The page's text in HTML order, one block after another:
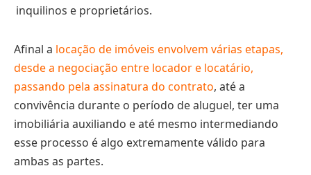
inquilinos e proprietários.
Afinal a locação de imóveis envolvem várias etapas,
desde a negociação entre locador e locatário,
passando pela assinatura do contrato, até a
convivência durante o período de aluguel, ter uma
imobiliária auxiliando e até mesmo intermediando
esse processo é algo extremamente válido para
ambas as partes.